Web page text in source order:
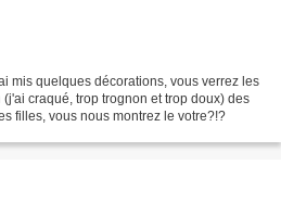
mis quelques décorations, vous verrez les
craqué, trop trognon et trop doux) des
filles, vous nous montrez le votre?!?